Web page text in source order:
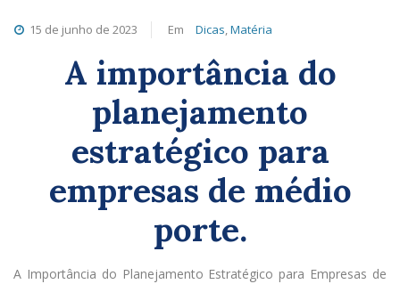
15 de junho de 2023 Em Dicas,Matéria
A importância do
planejamento
estratégico para
empresas de médio
porte.
A Importância do Planejamento Estratégico para Empresas de